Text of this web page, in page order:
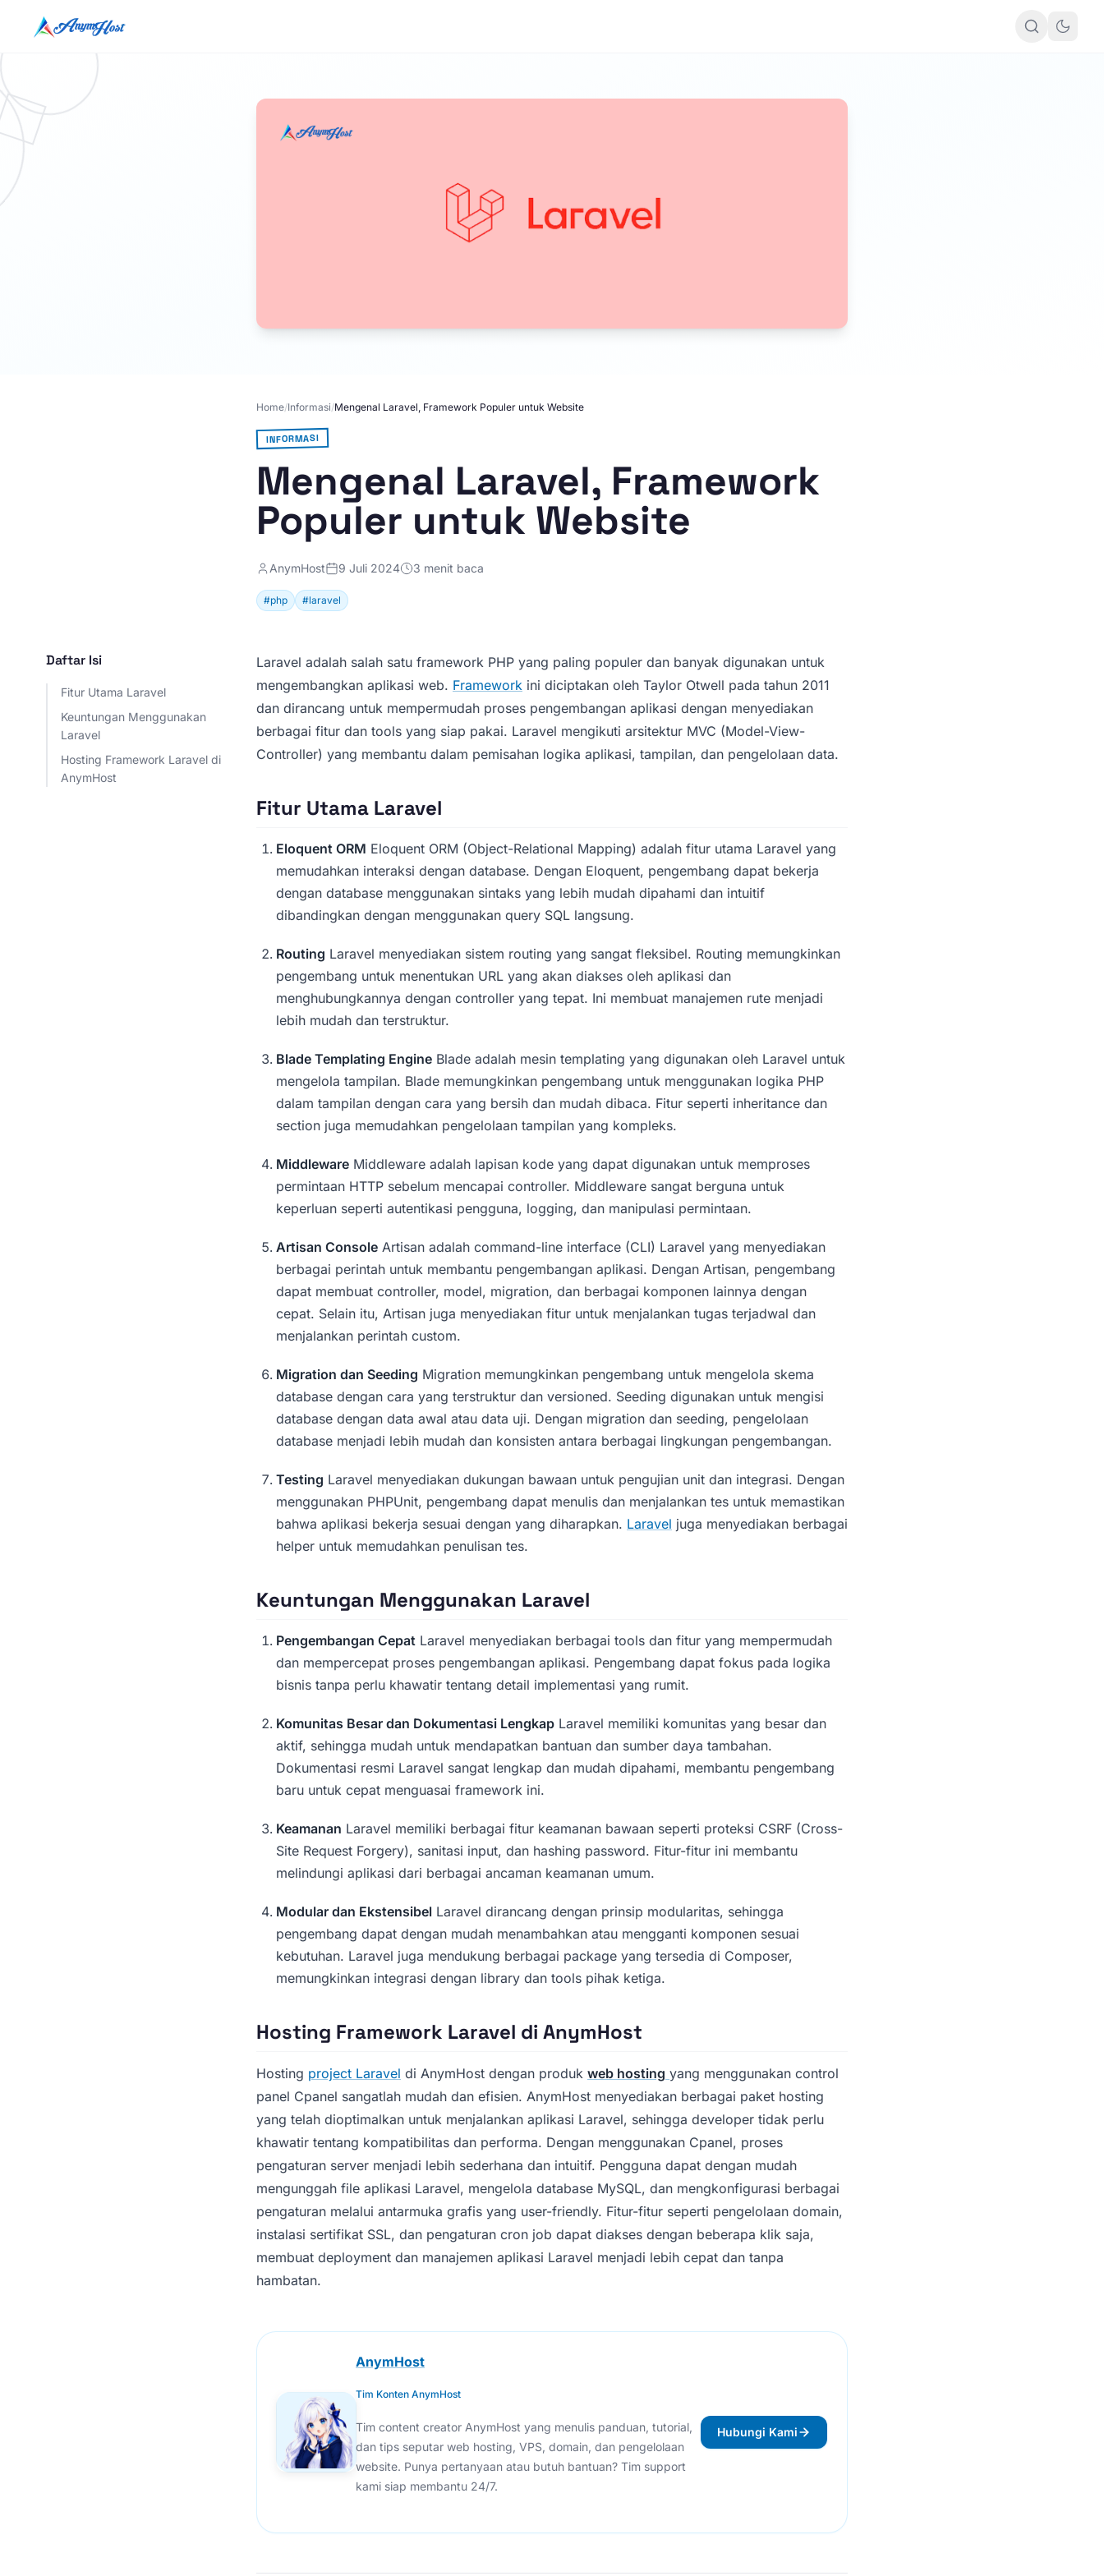
Home/Informasi/Mengenal Laravel, Framework Populer untuk Website
INFORMASI
Mengenal Laravel, Framework
Populer untuk Website
AnymHost 9 Juli 2024 3 menit baca
#php #laravel
Daftar Isi
Fitur Utama Laravel
Keuntungan Menggunakan
Laravel
Hosting Framework Laravel di
AnymHost
Laravel adalah salah satu framework PHP yang paling populer dan banyak digunakan untuk
mengembangkan aplikasi web. Framework ini diciptakan oleh Taylor Otwell pada tahun 2011
dan dirancang untuk mempermudah proses pengembangan aplikasi dengan menyediakan
berbagai fitur dan tools yang siap pakai. Laravel mengikuti arsitektur MVC (Model-View-
Controller) yang membantu dalam pemisahan logika aplikasi, tampilan, dan pengelolaan data.
Fitur Utama Laravel
Eloquent ORM Eloquent ORM (Object-Relational Mapping) adalah fitur utama Laravel yang
memudahkan interaksi dengan database. Dengan Eloquent, pengembang dapat bekerja
dengan database menggunakan sintaks yang lebih mudah dipahami dan intuitif
dibandingkan dengan menggunakan query SQL langsung.
Routing Laravel menyediakan sistem routing yang sangat fleksibel. Routing memungkinkan
pengembang untuk menentukan URL yang akan diakses oleh aplikasi dan
menghubungkannya dengan controller yang tepat. Ini membuat manajemen rute menjadi
lebih mudah dan terstruktur.
Blade Templating Engine Blade adalah mesin templating yang digunakan oleh Laravel untuk
mengelola tampilan. Blade memungkinkan pengembang untuk menggunakan logika PHP
dalam tampilan dengan cara yang bersih dan mudah dibaca. Fitur seperti inheritance dan
section juga memudahkan pengelolaan tampilan yang kompleks.
Middleware Middleware adalah lapisan kode yang dapat digunakan untuk memproses
permintaan HTTP sebelum mencapai controller. Middleware sangat berguna untuk
keperluan seperti autentikasi pengguna, logging, dan manipulasi permintaan.
Artisan Console Artisan adalah command-line interface (CLI) Laravel yang menyediakan
berbagai perintah untuk membantu pengembangan aplikasi. Dengan Artisan, pengembang
dapat membuat controller, model, migration, dan berbagai komponen lainnya dengan
cepat. Selain itu, Artisan juga menyediakan fitur untuk menjalankan tugas terjadwal dan
menjalankan perintah custom.
Migration dan Seeding Migration memungkinkan pengembang untuk mengelola skema
database dengan cara yang terstruktur dan versioned. Seeding digunakan untuk mengisi
database dengan data awal atau data uji. Dengan migration dan seeding, pengelolaan
database menjadi lebih mudah dan konsisten antara berbagai lingkungan pengembangan.
Testing Laravel menyediakan dukungan bawaan untuk pengujian unit dan integrasi. Dengan
menggunakan PHPUnit, pengembang dapat menulis dan menjalankan tes untuk memastikan
bahwa aplikasi bekerja sesuai dengan yang diharapkan. Laravel juga menyediakan berbagai
helper untuk memudahkan penulisan tes.
Keuntungan Menggunakan Laravel
Pengembangan Cepat Laravel menyediakan berbagai tools dan fitur yang mempermudah
dan mempercepat proses pengembangan aplikasi. Pengembang dapat fokus pada logika
bisnis tanpa perlu khawatir tentang detail implementasi yang rumit.
Komunitas Besar dan Dokumentasi Lengkap Laravel memiliki komunitas yang besar dan
aktif, sehingga mudah untuk mendapatkan bantuan dan sumber daya tambahan.
Dokumentasi resmi Laravel sangat lengkap dan mudah dipahami, membantu pengembang
baru untuk cepat menguasai framework ini.
Keamanan Laravel memiliki berbagai fitur keamanan bawaan seperti proteksi CSRF (Cross-
Site Request Forgery), sanitasi input, dan hashing password. Fitur-fitur ini membantu
melindungi aplikasi dari berbagai ancaman keamanan umum.
Modular dan Ekstensibel Laravel dirancang dengan prinsip modularitas, sehingga
pengembang dapat dengan mudah menambahkan atau mengganti komponen sesuai
kebutuhan. Laravel juga mendukung berbagai package yang tersedia di Composer,
memungkinkan integrasi dengan library dan tools pihak ketiga.
Hosting Framework Laravel di AnymHost
Hosting project Laravel di AnymHost dengan produk web hosting yang menggunakan control
panel Cpanel sangatlah mudah dan efisien. AnymHost menyediakan berbagai paket hosting
yang telah dioptimalkan untuk menjalankan aplikasi Laravel, sehingga developer tidak perlu
khawatir tentang kompatibilitas dan performa. Dengan menggunakan Cpanel, proses
pengaturan server menjadi lebih sederhana dan intuitif. Pengguna dapat dengan mudah
mengunggah file aplikasi Laravel, mengelola database MySQL, dan mengkonfigurasi berbagai
pengaturan melalui antarmuka grafis yang user-friendly. Fitur-fitur seperti pengelolaan domain,
instalasi sertifikat SSL, dan pengaturan cron job dapat diakses dengan beberapa klik saja,
membuat deployment dan manajemen aplikasi Laravel menjadi lebih cepat dan tanpa
hambatan.
AnymHost
Tim Konten AnymHost
Tim content creator AnymHost yang menulis panduan, tutorial,
dan tips seputar web hosting, VPS, domain, dan pengelolaan
website. Punya pertanyaan atau butuh bantuan? Tim support
kami siap membantu 24/7.
Hubungi Kami